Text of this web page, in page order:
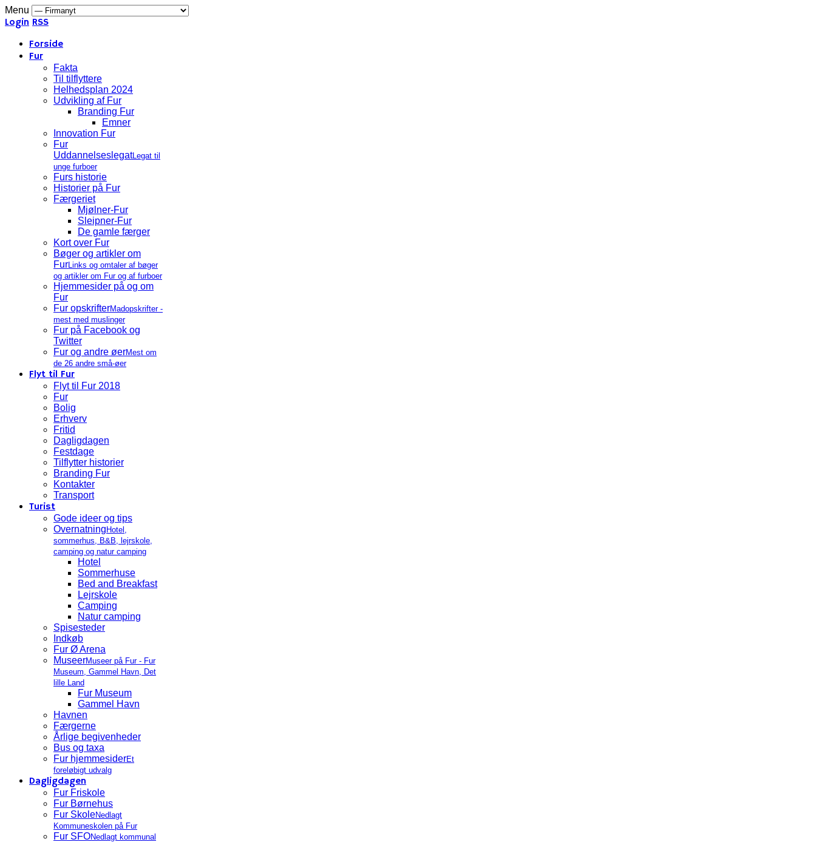
Menu
Login RSS
Forside
Fur
Fakta
Til tilflyttere
Helhedsplan 2024
Udvikling af Fur
Branding Fur
Emner
Innovation Fur
Fur
UddannelseslegatLegat til
unge furboer
Furs historie
Historier på Fur
Færgeriet
Mjølner-Fur
Sleipner-Fur
De gamle færger
Kort over Fur
Bøger og artikler om
FurLinks og omtaler af bøger
og artikler om Fur og af furboer
Hjemmesider på og om
Fur
Fur opskrifterMadopskrifter -
mest med muslinger
Fur på Facebook og
Twitter
Fur og andre øerMest om
de 26 andre små-øer
Flyt til Fur
Flyt til Fur 2018
Fur
Bolig
Erhverv
Fritid
Dagligdagen
Festdage
Tilflytter historier
Branding Fur
Kontakter
Transport
Turist
Gode ideer og tips
Overnatning Hotel,
sommerhus, B&B, lejrskole,
camping og natur camping
Hotel
Sommerhuse
Bed and Breakfast
Lejrskole
Camping
Natur camping
Spisesteder
Indkøb
Fur Ø Arena
MuseerMuseer på Fur - Fur
Museum, Gammel Havn, Det
lille Land
Fur Museum
Gammel Havn
Havnen
Færgerne
Årlige begivenheder
Bus og taxa
Fur hjemmesiderEt
foreløbigt udvalg
Dagligdagen
Fur Friskole
Fur Børnehus
Fur SkoleNedlagt
Kommuneskolen på Fur
Fur SFONedlagt kommunal